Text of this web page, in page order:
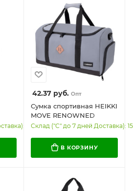
702
42.37руб. Опт
Сумка спортивная HEIKKI
MOVE RENOWNED
(ХЕЙКИ), отделение для
Склад ("С" до 7 дней Доставка): 15
В КОРЗИНУ